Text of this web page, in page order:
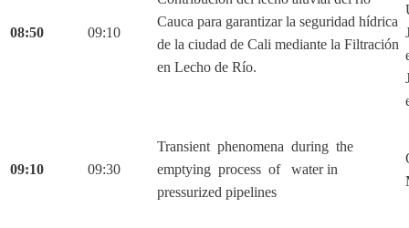
08:50 09:10
Cauca para garantizar la seguridad hídrica
de la ciudad de Cali mediante la Filtración
en Lecho de Río.
09:10 09:30
Transient phenomena during the
emptying process of water in
pressurized pipelines